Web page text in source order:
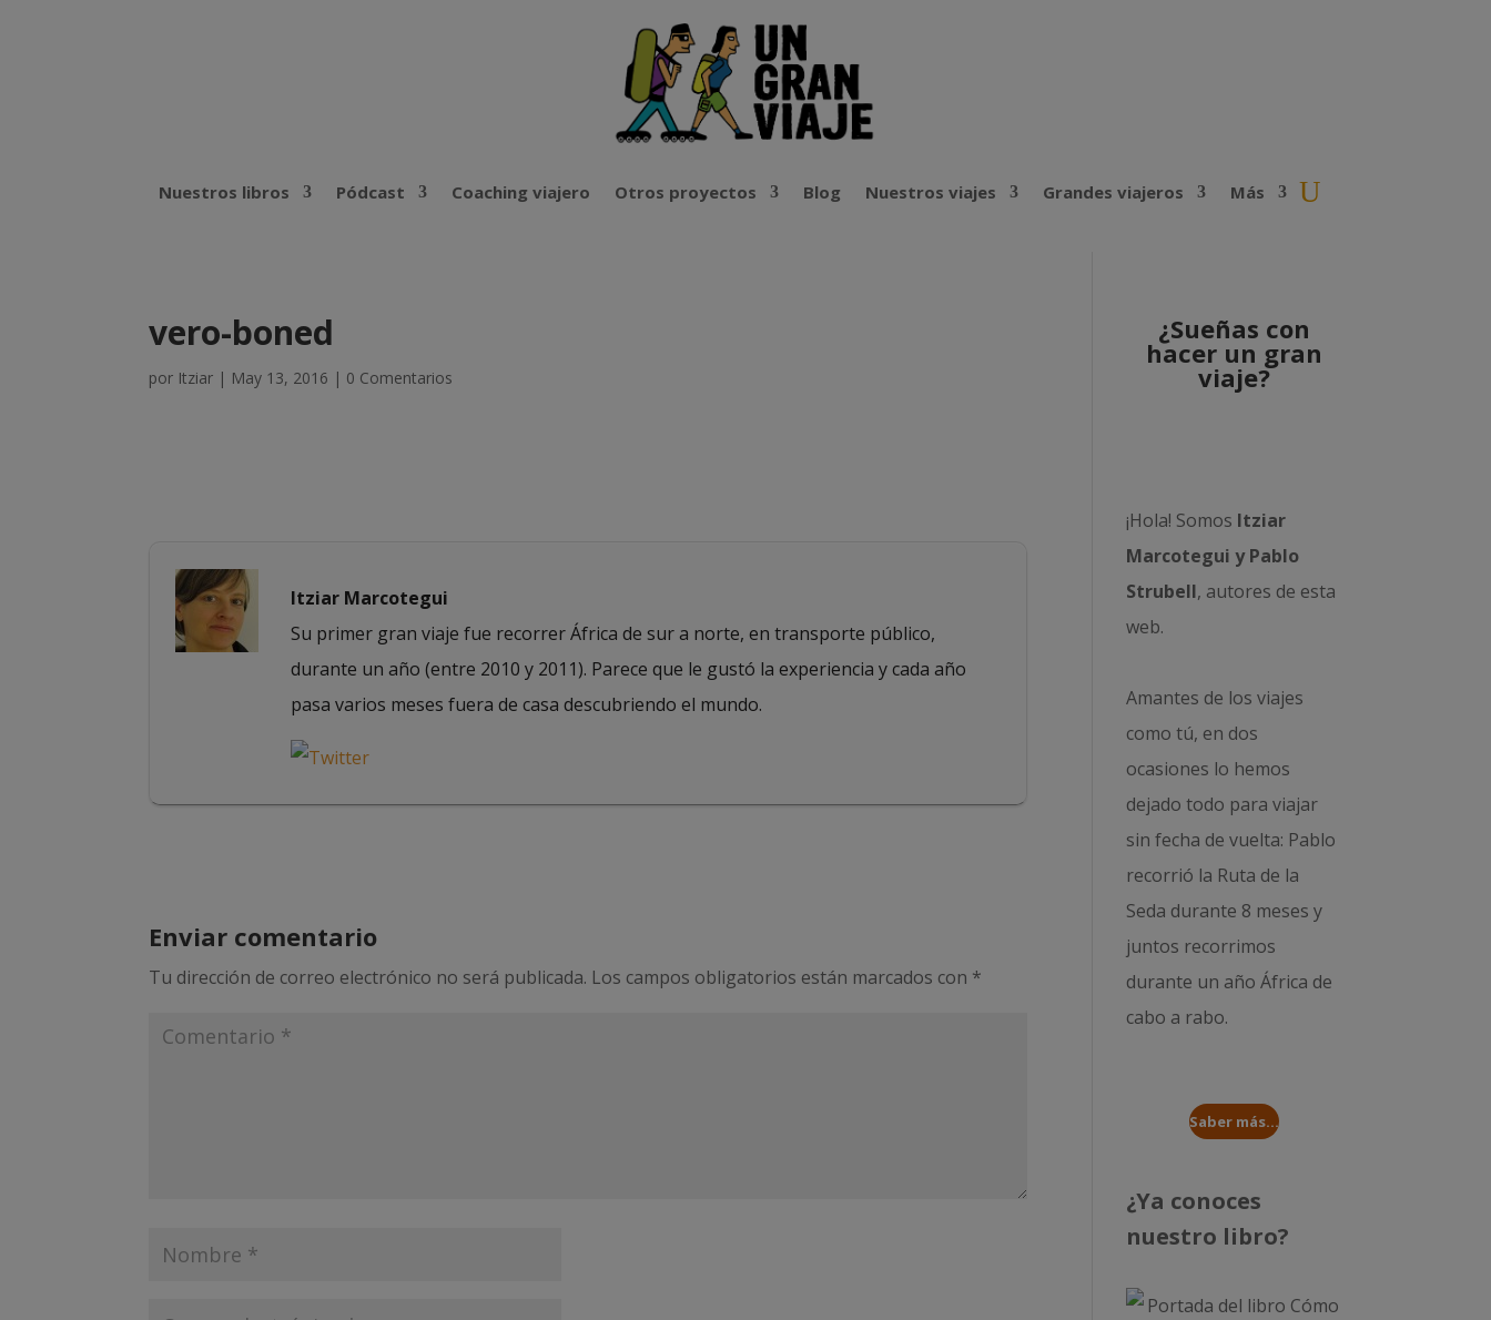
Nuestros libros Pódcast Coaching viajero Otros proyectos Blog Nuestros viajes Grandes viajeros Más
vero-boned
por Itziar | May 13, 2016 | 0 Comentarios
Itziar Marcotegui
Su primer gran viaje fue recorrer África de sur a norte, en transporte público,
durante un año (entre 2010 y 2011). Parece que le gustó la experiencia y cada año
pasa varios meses fuera de casa descubriendo el mundo.
Enviar comentario
Tu dirección de correo electrónico no será publicada. Los campos obligatorios están marcados con *
¿Sueñas con
hacer un gran
viaje?
¡Hola! Somos Itziar
Marcotegui y Pablo
Strubell, autores de esta
web.
Amantes de los viajes
como tú, en dos
ocasiones lo hemos
dejado todo para viajar
sin fecha de vuelta: Pablo
recorrió la Ruta de la
Seda durante 8 meses y
juntos recorrimos
durante un añoÁfrica de
cabo a rabo.
Saber más...
¿Ya conoces
nuestro libro?